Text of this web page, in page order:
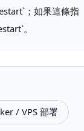
；如果這條指
。
/ VPS 部署